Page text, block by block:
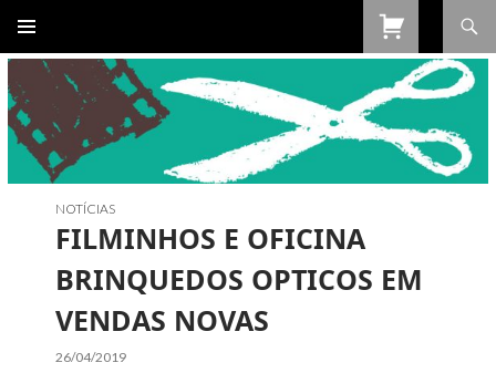
PARA
O
CONTEÚDO
NOTÍCIAS
FILMINHOS E OFICINA
BRINQUEDOS OPTICOS EM
VENDAS NOVAS
26/04/2019